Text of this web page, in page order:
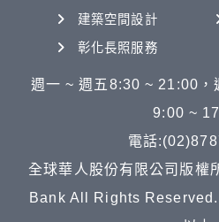
建築空間設計
彰化長照服務
週一 ~ 週五8:30 ~ 21:00，
9:00 ~
電話
全球華人股份有限公司版
Bank All Rights